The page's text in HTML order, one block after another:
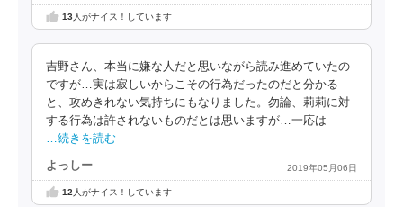
13人がナイス！しています
吉野さん、本当に嫌な人だと思いながら読み進めていたの
ですが…実は寂しいからこその行為だったのだと分かる
と、攻めきれない気持ちにもなりました。勿論、莉莉に対
する行為は許されないものだとは思いますが…一応は
…続きを読む
よっしー 2019年05月06日
12 人がナイス！しています